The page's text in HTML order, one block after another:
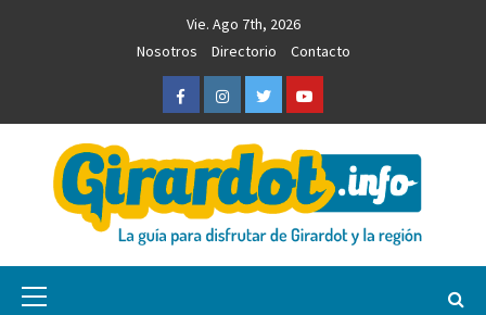
Vie. Ago 7th, 2026
Nosotros
Directorio Contacto
FacebookInstagramTwitterYoutube
Girardot.info